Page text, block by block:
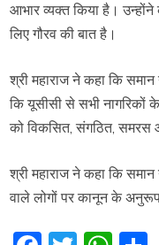
आभार व्यक्त किया है।
लिए गौरव की बात है।
श्री महाराज ने कहा कि
कि यूसीसी से सभी नागरिकों के
को विकसित, संगठित, समरस
श्री महाराज ने कहा कि
वाले लोगों पर कानून के अनुरूप